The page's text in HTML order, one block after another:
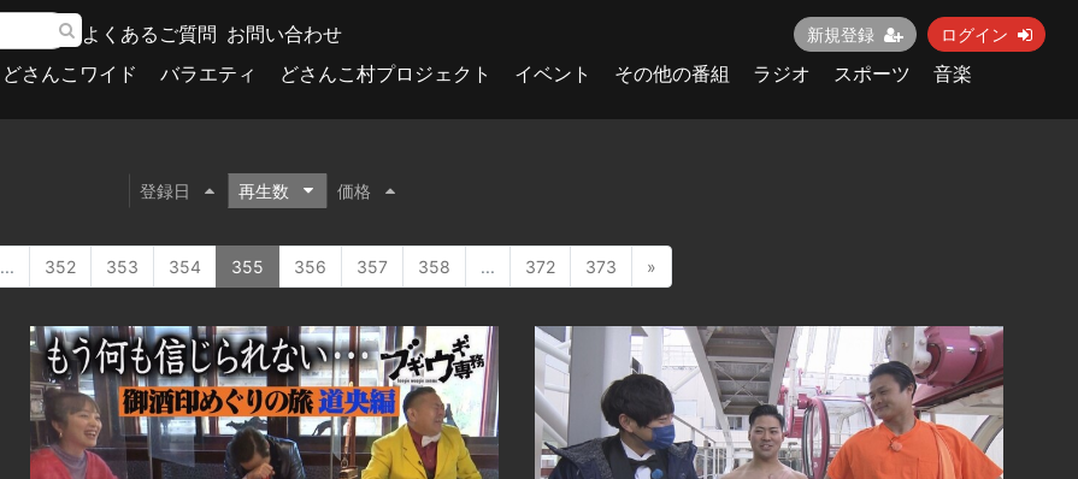
よくあるご質問 お問い合わせ 新規登録 ログイン
どさんこワイド バラエティ どさんこ村プロジェクト イベント その他の番組 ラジオ スポーツ
音楽
登録日 再生数 価格
... 352 353 354 355 356 357 358 ... 372 373 »